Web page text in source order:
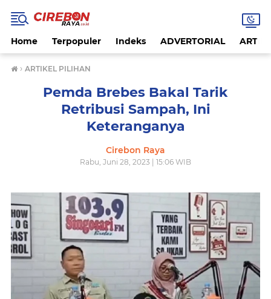
Home Terpopuler Indeks ADVERTORIAL
› ARTIKEL PILIHAN
Pemda Brebes Bakal Tarik
Retribusi Sampah, Ini
Keteranganya
Cirebon Raya
Rabu, Juni 28, 2023 | 15:06 WIB